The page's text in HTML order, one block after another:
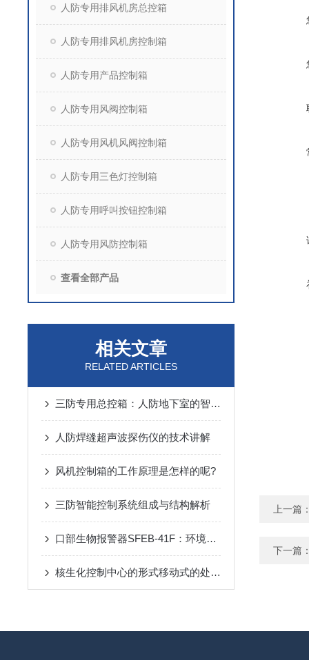
人防专用排风机房总控箱
人防专用排风机房控制箱
人防专用产品控制箱
人防专用风阀控制箱
人防专用风机风阀控制箱
人防专用三色灯控制箱
人防专用呼叫按钮控制箱
人防专用风防控制箱
查看全部产品
相关文章
RELATED ARTICLES
三防专用总控箱：人防地下室的智能指挥中枢
人防焊缝超声波探伤仪的技术讲解
风机控制箱的工作原理是怎样的呢?
三防智能控制系统组成与结构解析
口部生物报警器SFEB-41F：环境生物因素变化的守护者
核生化控制中心的形式移动式的处置措施
上一篇
下一篇